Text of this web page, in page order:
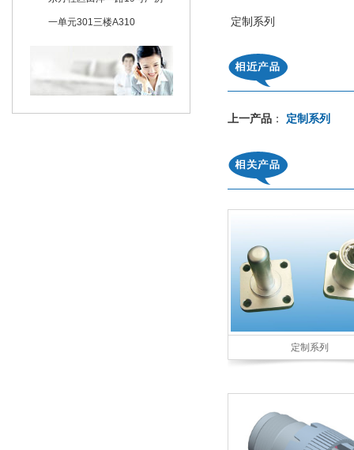
一单元301三楼A310 定制系列
上一产品 ： 定制系列
定制系列